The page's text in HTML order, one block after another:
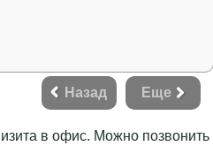
Назад Еще
в офис. Можно позвонить